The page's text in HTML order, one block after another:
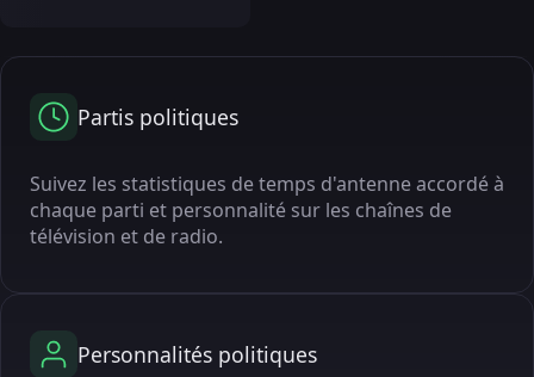
Partis politiques
Suivez les statistiques de temps d'antenne accordé à
chaque parti et personnalité sur les chaînes de
télévision et de radio.
Personnalités politiques